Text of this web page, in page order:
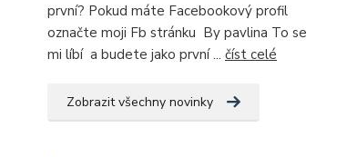
první? Pokud máte Facebookový profil
označte moji Fb stránku By pavlina To se
mi líbí a budete jako první ... číst celé
Zobrazit všechny novinky